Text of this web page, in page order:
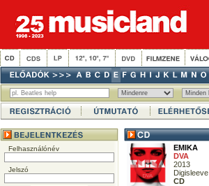
Felhasználónév
Jelszó
EMIKA
DVA
2013
Digisleeve
CD